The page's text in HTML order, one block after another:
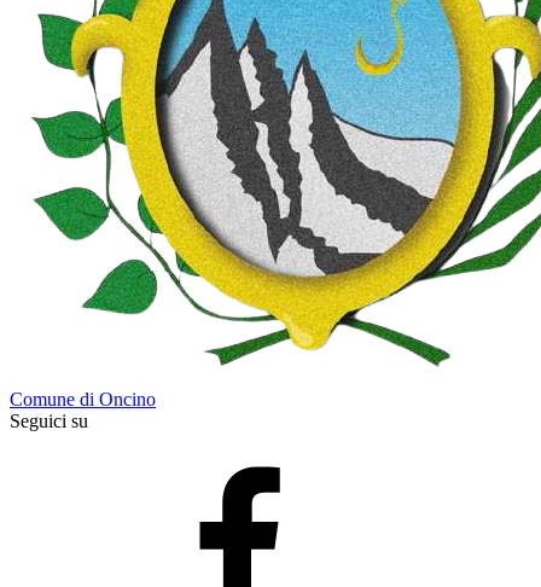
Comune di Oncino
Seguici su